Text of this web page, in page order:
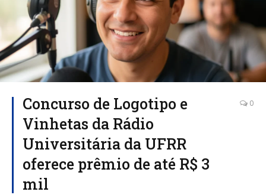
Concurso de Logotipo e
Vinhetas da Rádio
Universitária da UFRR
oferece prêmio de até R$ 3
mil
0